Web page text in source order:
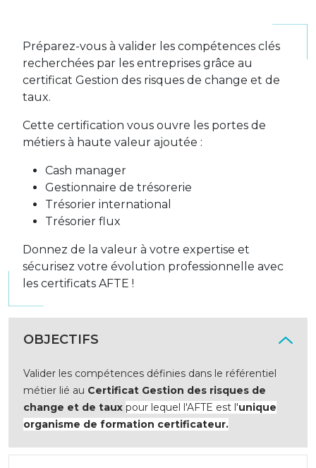
Préparez-vous à valider les compétences clés
recherchées par les entreprises grâce au
certificat Gestion des risques de change et de
taux.
Cette certification vous ouvre les portes de
métiers à haute valeur ajoutée :
Cash manager
Gestionnaire de trésorerie
Trésorier international
Trésorier flux
Donnez de la valeur à votre expertise et
sécurisez votre évolution professionnelle avec
les certificats AFTE !
OBJECTIFS
Valider les compétences définies dans le référentiel
métier lié au Certificat Gestion des risques de
change et de taux pour lequel l'AFTE est l'unique
organisme de formation certificateur.